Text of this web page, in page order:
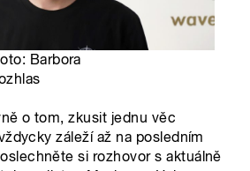
Barbora
o tom, zkusit jednu věc
záleží až na posledním
si rozhovor s aktuálně